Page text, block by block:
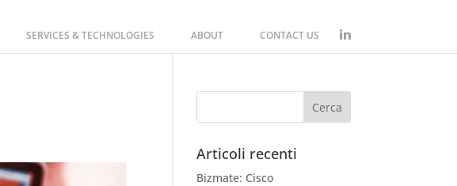
SERVICES & TECHNOLOGIES ABOUT CONTACT US
Articoli recenti
Bizmate: Cisco